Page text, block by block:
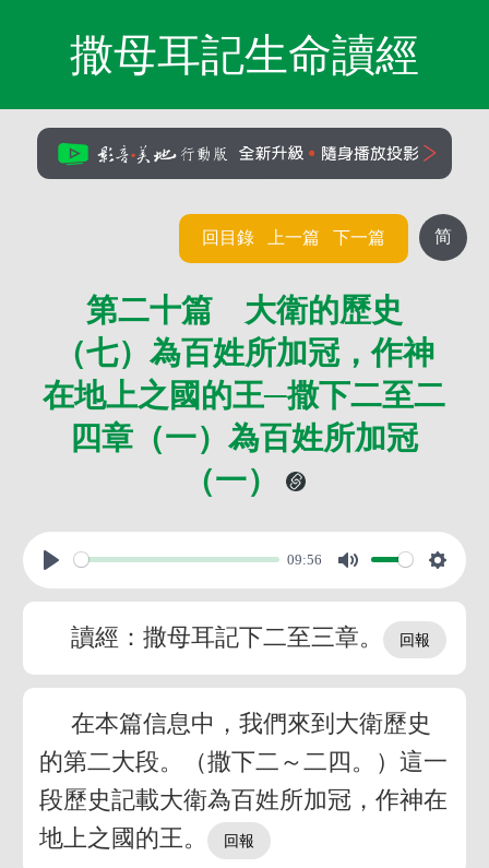
撒母耳記生命讀經
简
回目錄 上一篇 下一篇
第二十篇 大衛的歷史
（七）為百姓所加冠，作神
在地上之國的王─撒下二至二
四章（一）為百姓所加冠
（一）
09:56
讀經：撒母耳記下二至三章。
在本篇信息中，我們來到大衛歷史
的第二大段。（撒下二～二四。）這一
段歷史記載大衛為百姓所加冠，作神在
地上之國的王。